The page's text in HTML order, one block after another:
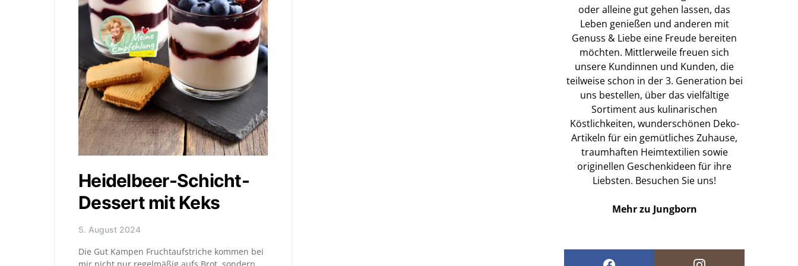
Heidelbeer-Schicht-
Dessert mit Keks
5. August 2024
Die Gut Kampen Fruchtaufstriche kommen bei
mir nicht nur regelmäßig aufs Brot, sondern
oder alleine gut gehen lassen, das
Leben genießen und anderen mit
Genuss & Liebe eine Freude bereiten
möchten. Mittlerweile freuen sich
unsere Kundinnen und Kunden, die
teilweise schon in der 3. Generation bei
uns bestellen, über das vielfältige
Sortiment aus kulinarischen
Köstlichkeiten, wunderschönen Deko-
Artikeln für ein gemütliches Zuhause,
traumhaften Heimtextilien sowie
originellen Geschenkideen für ihre
Liebsten. Besuchen Sie uns!
Mehr zu Jungborn